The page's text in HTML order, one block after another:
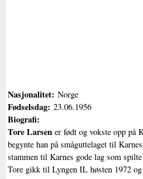
Nasjonalitet: Norge
Fødselsdag: 23.06.1956
Biografi:
Tore Larsen er født og vokste opp på
begynte han på småguttelaget til
stammen til Karnes gode lag som
Tore gikk til Lyngen IL høsten 1972 og